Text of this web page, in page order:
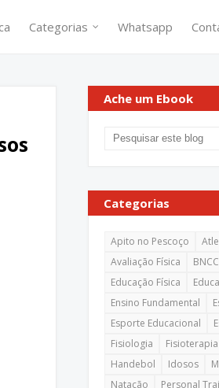
Categorias Whatsapp
Ache um Ebook
Categorias
Apito no Pescoço
Avaliação Física
BNCC
Educação Física
Ensino Fundamental
Esporte Educacional
Fisiologia
Fisioterapia
Handebol
Idosos
Natação
Personal